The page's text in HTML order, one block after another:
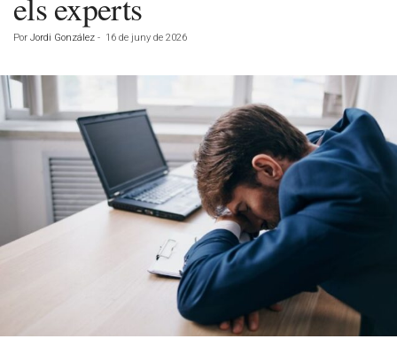
Por Jordi González - 16 de juny de 2026